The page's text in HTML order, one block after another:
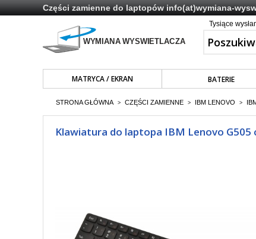
Części zamienne do laptopówinfo(at)wymiana-
Tysiące
MATRYCA / EKRAN BATERIE
STRONA GŁÓWNA > CZĘŚCI ZAMIENNE > IBM LENOVO >
Klawiatura do laptopa IBM Lenovo G505